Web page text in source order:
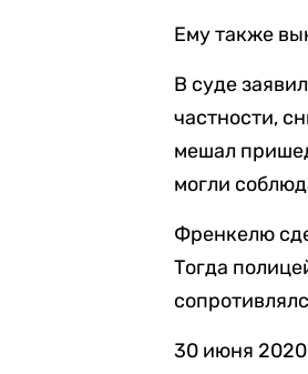
Ему также
В суде
частности,
мешал
могли
Френкелю
Тогда
30 июня